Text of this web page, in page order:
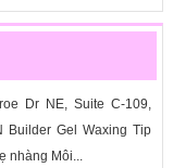
Dr NE, Suite C-109,
Builder Gel Waxing Tip
nhàng Môi...